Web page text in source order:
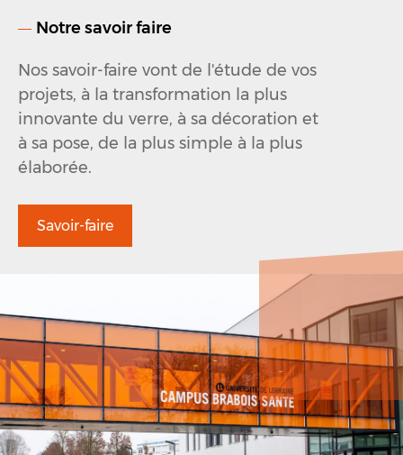
Notre savoir faire
Nos savoir-faire vont de l'étude de vos
projets, à la transformation la plus
innovante du verre, à sa décoration et
à sa pose, de la plus simple à la plus
élaborée.
Savoir-faire